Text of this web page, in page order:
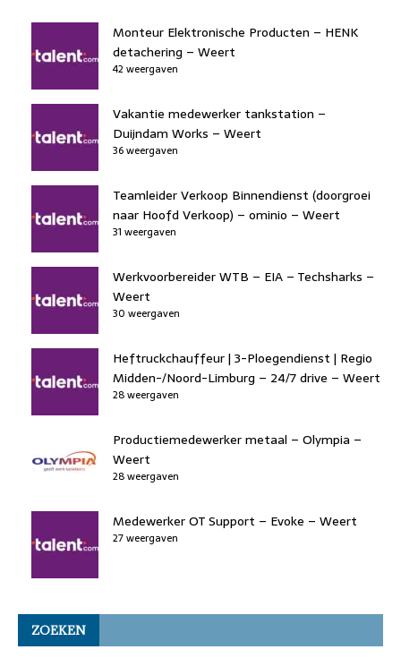
Monteur Elektronische Producten – HENK
detachering – Weert
42 weergaven
Vakantie medewerker tankstation –
Duijndam Works – Weert
36 weergaven
Teamleider Verkoop Binnendienst (doorgroei
naar Hoofd Verkoop) – ominio – Weert
31 weergaven
Werkvoorbereider WTB – EIA – Techsharks –
Weert
30 weergaven
Heftruckchauffeur | 3-Ploegendienst | Regio
Midden-/Noord-Limburg – 24/7 drive – Weert
28 weergaven
Productiemedewerker metaal – Olympia –
Weert
28 weergaven
Medewerker OT Support – Evoke – Weert
27 weergaven
ZOEKEN